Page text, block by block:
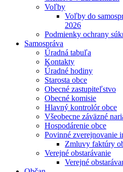
Voľby
Voľby do
2026
Podmienky ochrany
Samospráva
Úradná tabuľa
Kontakty
Úradné hodiny
Starosta obce
Obecné zastupiteľstvo
Obecné komisie
Hlavný kontrolór obce
Všeobecne záväzné
Hospodárenie obce
Povinné zverejnovanie
Zmluvy faktúry
Verejné obstarávanie
Verejné